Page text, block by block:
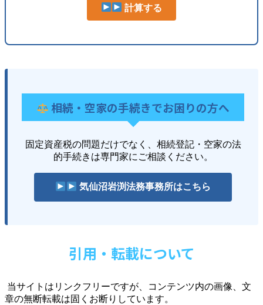
計算する
相続・空家の手続きでお困りの方へ
固定資産税の問題だけでなく、相続登記・空家の法
的手続きは専門家にご相談ください。
気仙沼岩渕法務事務所はこちら
引用・転載について
当サイトはリンクフリーですが、コンテンツ内の画像、文
章の無断転載は固くお断りしています。